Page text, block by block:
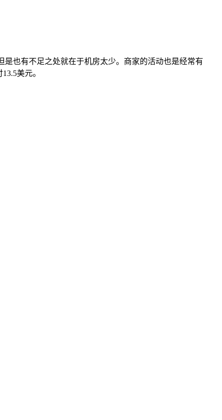
是也有不足之处就在于机房太少。商家的活动也是经常有
美元。